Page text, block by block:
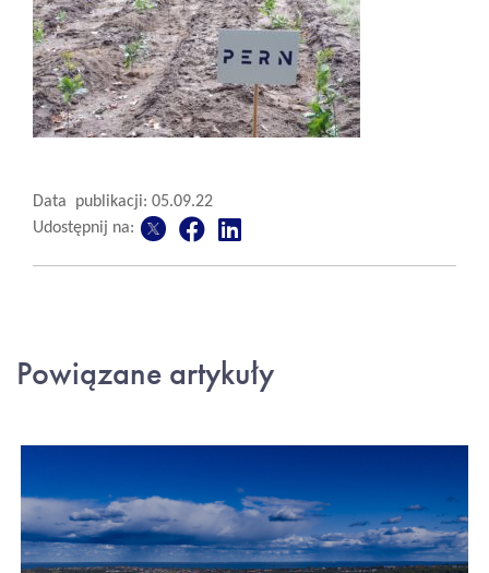
Data publikacji: 05.09.22
Udostępnij na:
Powiązane artykuły